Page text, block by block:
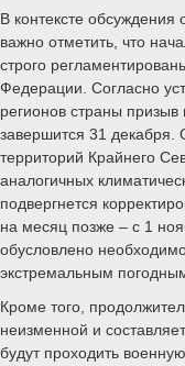
В контексте
важно отметить, что
строго
Федерации. Согласно
регионов страны
завершится 31
территорий Крайнего
аналогичных
подвергнется
на месяц позже – с 1
обусловлено
экстремальным
Кроме того,
неизменной и
будут проходить